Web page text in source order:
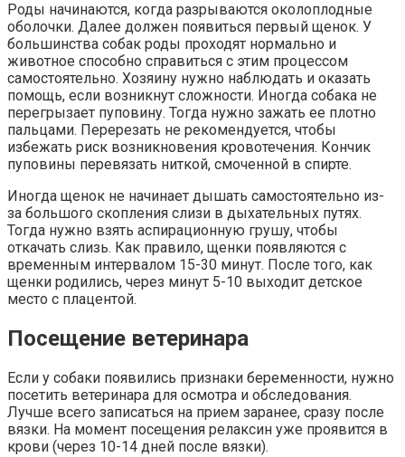
Роды начинаются, когда разрываются околоплодные
оболочки. Далее должен появиться первый щенок. У
большинства собак роды проходят нормально и
животное способно справиться с этим процессом
самостоятельно. Хозяину нужно наблюдать и оказать
помощь, если возникнут сложности. Иногда собака не
перегрызает пуповину. Тогда нужно зажать ее плотно
пальцами. Перерезать не рекомендуется, чтобы
избежать риск возникновения кровотечения. Кончик
пуповины перевязать ниткой, смоченной в спирте.
Иногда щенок не начинает дышать самостоятельно из-
за большого скопления слизи в дыхательных путях.
Тогда нужно взять аспирационную грушу, чтобы
откачать слизь. Как правило, щенки появляются с
временным интервалом 15-30 минут. После того, как
щенки родились, через минут 5-10 выходит детское
место с плацентой.
Посещение ветеринара
Если у собаки появились признаки беременности, нужно
посетить ветеринара для осмотра и обследования.
Лучше всего записаться на прием заранее, сразу после
вязки. На момент посещения релаксин уже проявится в
крови (через 10-14 дней после вязки).